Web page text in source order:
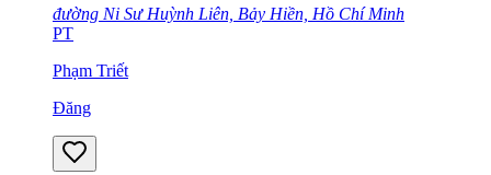
đường Ni Sư Huỳnh Liên, Bảy Hiền, Hồ Chí Minh
PT
Phạm Triết
Đăng